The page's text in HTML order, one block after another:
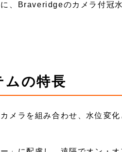
、Braveridgeのカメラ付冠
ムの特長
メラを組み合わせ、水位変